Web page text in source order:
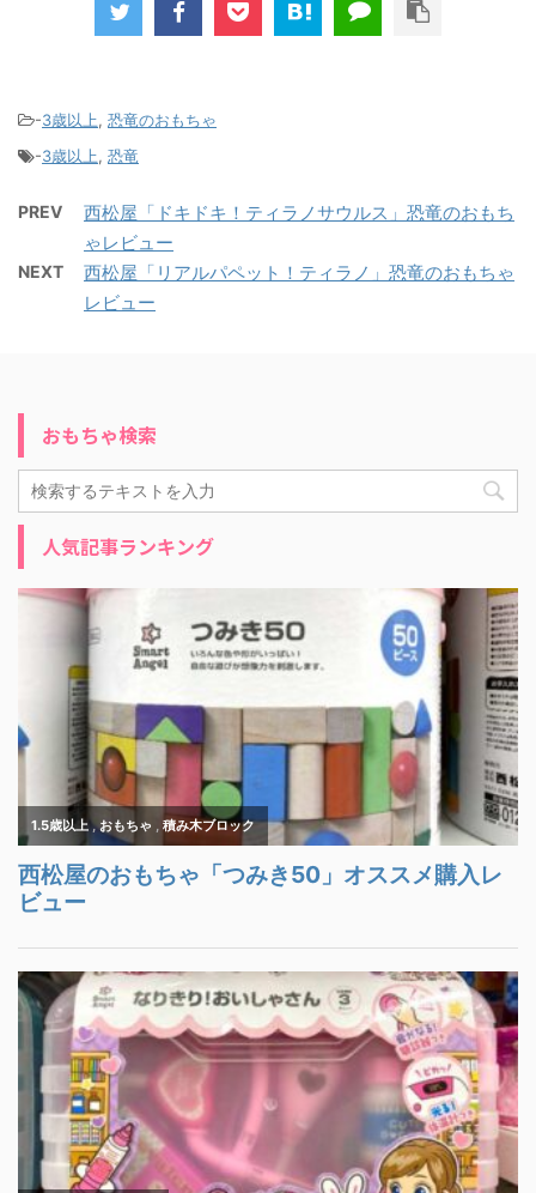
-3歳以上, 恐竜のおもちゃ
-3歳以上, 恐竜
PREV
西松屋「ドキドキ！ティラノサウルス」恐竜のおもち
ゃレビュー
NEXT
西松屋「リアルパペット！ティラノ」恐竜のおもちゃ
レビュー
おもちゃ検索
人気記事ランキング